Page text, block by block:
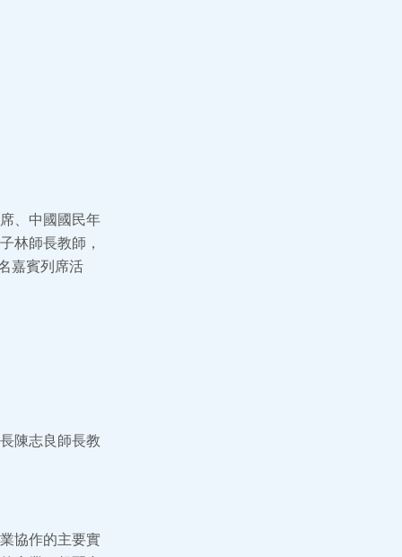
、中國國民年
林師長教師，
嘉賓列席活
陳志良師長教
協作的主要實